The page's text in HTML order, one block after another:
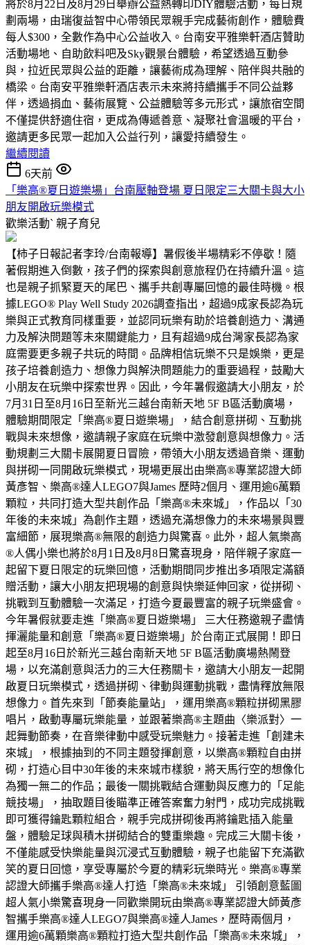
將於8月22日及8月29日舉辦公益熱轉印DIY體驗活動，每日規
劃兩場，由瑞復益智中心帶領民眾親手完成藝術創作，體驗費
每人$300，全數作為中心公益收入。台南安平雅樂軒酒店贊助
活動場地、自助飲料吧及Sky觀景台體驗，希望透過互動參
與，拉近民眾與公益的距離，讓藝術成為理解、陪伴與共融的
橋梁。台南安平雅樂軒酒店表示未來將持續攜手不同公益夥
伴，透過捐血、藝術展覽、公益體驗等多元形式，讓旅宿空間
不僅提供舒適住宿，更成為傳遞善意、凝聚社會溫暖的平台，
邀請更多民眾一起加入公益行列，讓愛持續發生。
繼續閱讀
6天前
「樂高®夏日遊樂場」台南壓軸登場 夏日限定三大關卡與大小
朋友開啟玩樂模式
歡樂活動ˋ 親子育兒
【柿子日報記者李玲/台南報導】暑假後半場精彩不停歇！隨
著假期進入倒數，孩子們的探索與創意旅程仍在持續升溫。這
也是親子抓緊夏天的尾巴、攜手共創專屬回憶的最佳時機。根
據LEGO® Play Well Study 2026調查指出，超過9成家長認為玩
樂與正式教育同樣重要，並認同玩樂有助於培養創造力、溝通
力及解決問題等未來關鍵能力，且有超過9成台灣家長認為家
庭需要更多親子共玩的時間。品牌相信玩樂不只是娛樂，更是
孩子培養創造力、想像力與解決問題能力的重要過程，鼓勵大
小朋友在玩樂中探索世界。因此，今年暑假邀請大小朋友，於
7月31日至8月16日至新光三越台南新天地 5F B區活動廣場，
體驗期間限定「樂高®夏日遊樂場」，結合創意拼砌、互動挑
戰與未來想像，邀請親子家庭在玩樂中激發創意與想像力。活
動規劃三大關卡展開夏日冒險，帶領大小朋友透過音樂、運動
與拼砌一同開啟玩樂模式，現場更展出由樂高®專業認證大師
黃彥智、樂高®達人LEGO7與James 歷時2個月、運用逾6萬顆
顆粒，共同打造大型共創作品「樂高®未來城」，作品以「30
年後的未來城」為創作主題，透過充滿想像力的未來場景與豐
富細節，展現樂高®無限的創造力與驚喜。此外，超人氣樂高
®人偶小樂也將於8月1日及8月8日驚喜現身，陪伴親子家庭一
起留下夏日限定的玩樂回憶，活動期間同步推出多項限定滿額
贈活動，讓大小朋友把現場的創意與快樂延伸回家，從拼砌、
挑戰到互動體驗一次滿足，打造今夏最豐富的親子玩樂盛會。
今年暑假就要走進「樂高®夏日遊樂場」 三大任務邀親子盡情
揮灑能量和創意「樂高®夏日遊樂場」於台南正式展開！即日
起至8月16日於新光三越台南新天地 5F B區活動廣場熱鬧登
場，以充滿創意與活力的三大任務關卡，邀請大小朋友一起開
啟夏日玩樂模式，透過拼砌、律動與運動挑戰，盡情釋放無限
想像力。首先來到「節奏能量站」，運用樂高®顆粒拼砌黑膠
唱片，啟動專屬玩樂能量，並跟著樂高®主題曲〈樂派對〉一
起舞動節奏，在音樂律動中感受玩樂魅力。接著走進「創建未
來城」，根據抽到的不同主題發揮創意，以樂高®顆粒自由拼
砌，打造心目中30年後的未來城市樣貌，將天馬行空的想像化
為獨一無二的作品；最後一關挑戰結合運動與反應力的「足能
競技場」，抽取題目後瞄準正確答案奮力射門，成功完成挑戰
即可獲得鑰匙顆粒組合，親手完成拼砌後再將鑰匙插入能量
盤，體驗足球與積木拼砌結合的雙重樂趣。完成三大關卡後，
不僅能感受快樂能量與沉浸式互動體驗，親子也能留下充滿歡
笑的夏日回憶，享受專屬於今夏的精彩玩樂時光。樂高®專業
認證大師攜手樂高®達人打造「樂高®未來城」 引領創意藍圖
超人氣小樂驚喜現身一同歡樂開玩由樂高®專業認證大師黃彥
智攜手樂高®達人LEGO7與樂高®達人James，歷時兩個月，
運用逾6萬顆樂高®顆粒打造大型共創作品「樂高®未來城」，